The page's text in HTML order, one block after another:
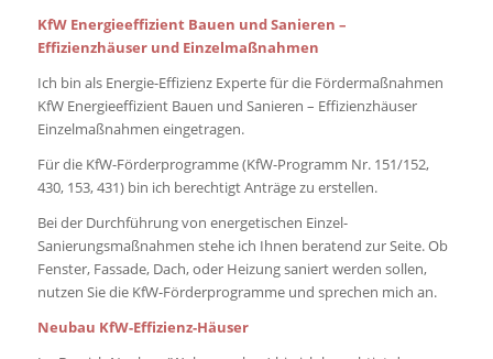
KfW Energieeffizient Bauen und Sanieren –
Effizienzhäuser und Einzelmaßnahmen
Ich bin als Energie-Effizienz Experte für die Fördermaßnahmen
KfW Energieeffizient Bauen und Sanieren – Effizienzhäuser
Einzelmaßnahmen eingetragen.
Für die KfW-Förderprogramme (KfW-Programm Nr. 151/152,
430, 153, 431) bin ich berechtigt Anträge zu erstellen.
Bei der Durchführung von energetischen Einzel-
Sanierungsmaßnahmen stehe ich Ihnen beratend zur Seite. Ob
Fenster, Fassade, Dach, oder Heizung saniert werden sollen,
nutzen Sie die KfW-Förderprogramme und sprechen mich an.
Neubau KfW-Effizienz-Häuser